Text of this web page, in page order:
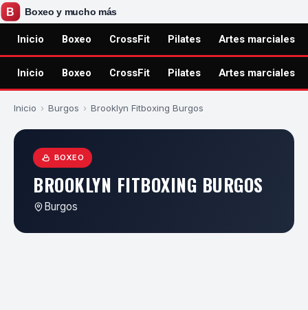
Inicio Boxeo CrossFit Pilates Artes marciales
Inicio Boxeo CrossFit Pilates Artes marciales
Inicio › Burgos › Brooklyn Fitboxing Burgos
BOXEO
BROOKLYN FITBOXING BURGOS
Burgos